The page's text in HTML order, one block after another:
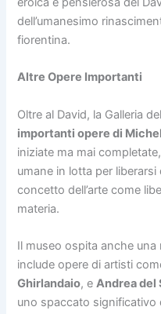
dell’umanesimo
fiorentina.
Altre Opere Importanti
Oltre al David, la Galleria
importanti opere di
iniziate ma mai
umane in lotta per
concetto dell’arte come
materia.
Il museo ospita anche
include opere di artisti
Ghirlandaio, eAndrea del
uno spaccato significativo